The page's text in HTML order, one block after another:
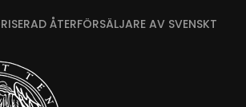
ÅTERFÖRSÄLJARE AV SVENSKT